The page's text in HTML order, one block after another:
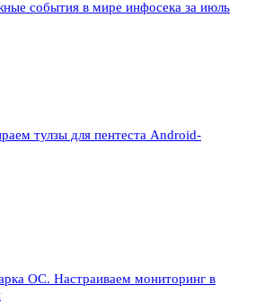
события в мире инфосека за июль
тулзы для пентеста Android-
ОС. Настраиваем мониторинг в